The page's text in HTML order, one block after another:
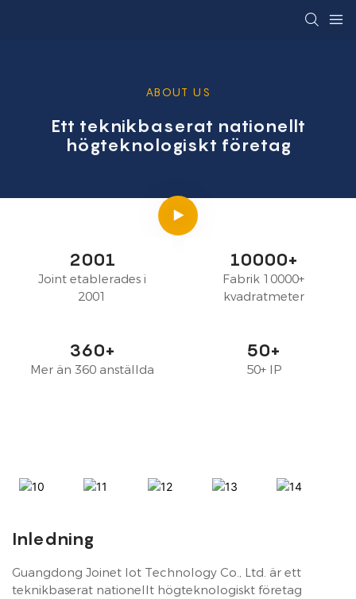
ABOUT US
Ett teknikbaserat nationellt
högteknologiskt företag
2001
Joint etablerades i
2001
10000+
Fabrik 10000+
kvadratmeter
360+
Mer än 360 anställda
50+
50+ IP
Inledning
Guangdong Joinet Iot Technology Co., Ltd. är ett
teknikbaserat nationellt högteknologiskt företag